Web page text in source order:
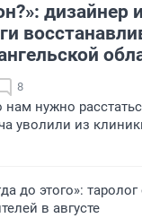
дизайнер
8
нам нужно
уволили из
до этого»: таролог
в августе